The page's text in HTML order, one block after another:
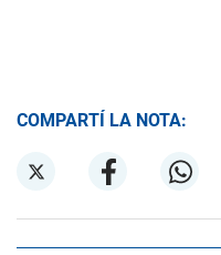
COMPARTÍ LA NOTA: